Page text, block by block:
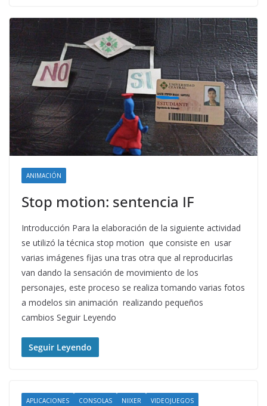
ANIMACIÓN
Stop motion: sentencia IF
Introducción Para la elaboración de la siguiente actividad
se utilizó la técnica stop motion que consiste en usar
varias imágenes fijas una tras otra que al reproducirlas
van dando la sensación de movimiento de los
personajes, este proceso se realiza tomando varias fotos
a modelos sin animación realizando pequeños
cambios Seguir Leyendo
Seguir Leyendo
APLICACIONES CONSOLAS NIIXER VIDEOJUEGOS